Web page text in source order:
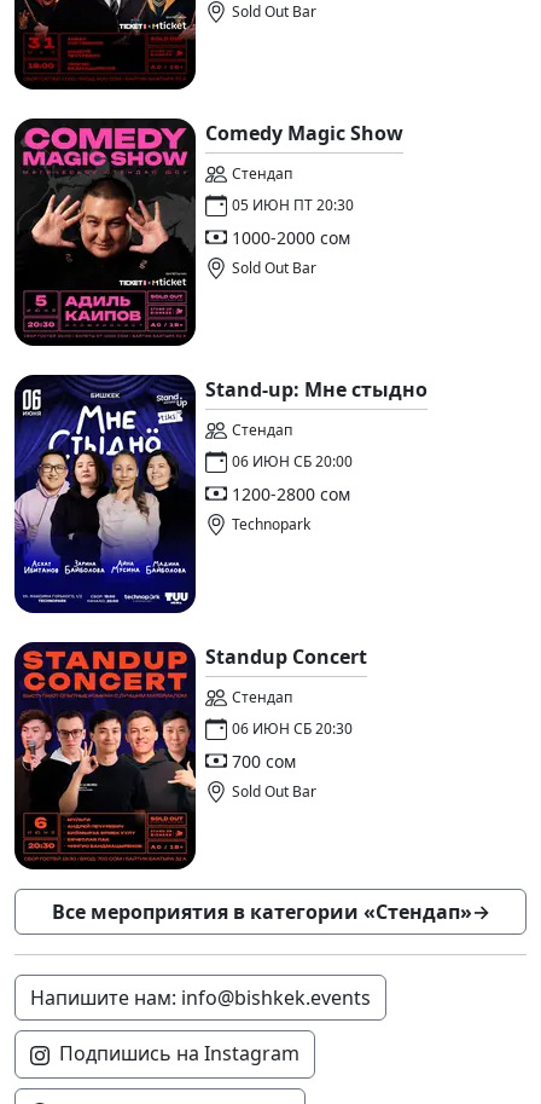
Sold Out Bar
Comedy Magic Show
Стендап
05 ИЮН ПТ 20:30
1000-2000 сом
Sold Out Bar
Stand-up: Мне стыдно
Стендап
06 ИЮН СБ 20:00
1200-2800 сом
Technopark
Standup Concert
Стендап
06 ИЮН СБ 20:30
700 сом
Sold Out Bar
Все мероприятия в категории «Стендап»→
Напишите нам: info@bishkek.events
Подпишись на Instagram